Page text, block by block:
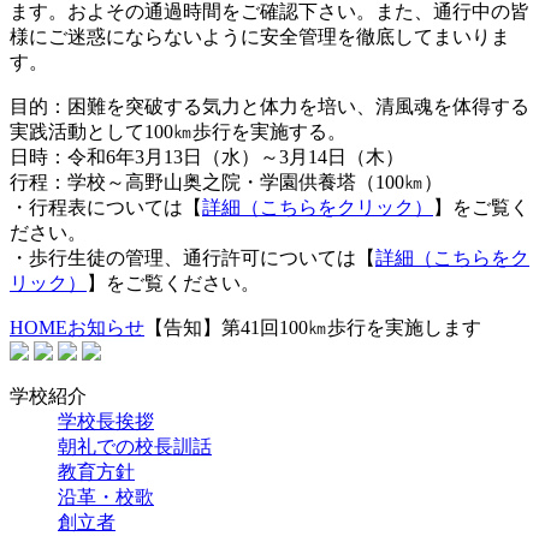
ます。およその通過時間をご確認下さい。また、通行中の皆
様にご迷惑にならないように安全管理を徹底してまいりま
す。
目的：困難を突破する気力と体力を培い、清風魂を体得する
実践活動として100㎞歩行を実施する。
日時：令和6年3月13日（水）～3月14日（木）
行程：学校～高野山奥之院・学園供養塔（100㎞）
・行程表については【詳細（こちらをクリック）
】をご覧く
ださい。
・歩行生徒の管理、通行許可については【詳細（こちらをク
リック）
】をご覧ください。
HOMEお知らせ 【告知】第41回100㎞歩行を実施します
学校紹介
学校長挨拶
朝礼での校長訓話
教育方針
沿革・校歌
創立者